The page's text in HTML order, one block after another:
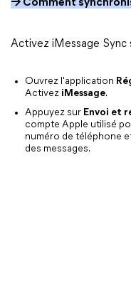
→ Comment
Activez iMessage Sync
Ouvrez l'application
Activez iMessage.
Appuyez sur Envoi et
compte Apple utilisé
numéro de téléphone
des messages.